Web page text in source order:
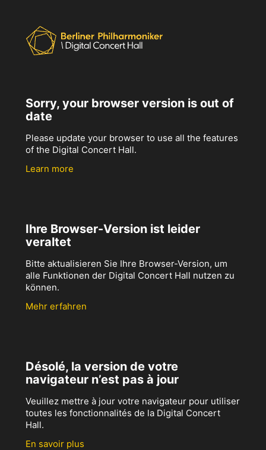
Sorry, your browser version is out of
date
Please update your browser to use all the features
of the Digital Concert Hall.
Learn more
Ihre Browser-Version ist leider
veraltet
Bitte aktualisieren Sie Ihre Browser-Version, um
alle Funktionen der Digital Concert Hall nutzen zu
können.
Mehr erfahren
Désolé, la version de votre
navigateur n’est pas à jour
Veuillez mettre à jour votre navigateur pour utiliser
toutes les fonctionnalités de la Digital Concert
Hall.
En savoir plus